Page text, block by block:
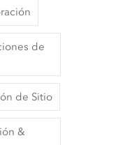
de
de Sitio
&